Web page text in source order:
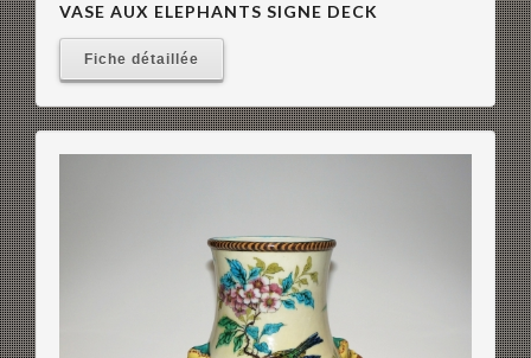
VASE AUX ELEPHANTS SIGNE DECK
Fiche détaillée